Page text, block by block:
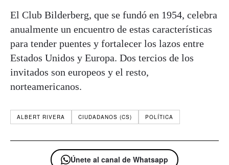
El Club Bilderberg, que se fundó en 1954, celebra
anualmente un encuentro de estas características
para tender puentes y fortalecer los lazos entre
Estados Unidos y Europa. Dos tercios de los
invitados son europeos y el resto,
norteamericanos.
ALBERT RIVERA CIUDADANOS (CS) POLÍTICA
Únete al canal de Whatsapp